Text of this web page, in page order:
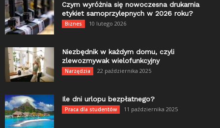
Czym wyróżnia się nowoczesna drukarnia
etykiet samoprzylepnych w 2026 roku?
Biznes 10 lutego 2026
Niezbędnik w każdym domu, czyli
zlewozmywak wielofunkcyjny
Narzędzia 22 października 2025
Ile dni urlopu bezpłatnego?
Praca dla studentów 11 października 2025